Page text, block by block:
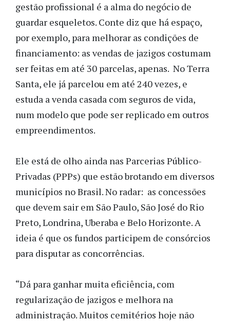
gestão profissional é a alma do negócio de
guardar esqueletos. Conte diz que há espaço,
por exemplo, para melhorar as condições de
financiamento: as vendas de jazigos costumam
ser feitas em até 30 parcelas, apenas. No Terra
Santa, ele já parcelou em até 240 vezes, e
estuda a venda casada com seguros de vida,
num modelo que pode ser replicado em outros
empreendimentos.
Ele está de olho ainda nas Parcerias Público-
Privadas (PPPs) que estão brotando em diversos
municípios no Brasil. No radar: as concessões
que devem sair em São Paulo, São José do Rio
Preto, Londrina, Uberaba e Belo Horizonte. A
ideia é que os fundos participem de consórcios
para disputar as concorrências.
“Dá para ganhar muita eficiência, com
regularização de jazigos e melhora na
administração. Muitos cemitérios hoje não